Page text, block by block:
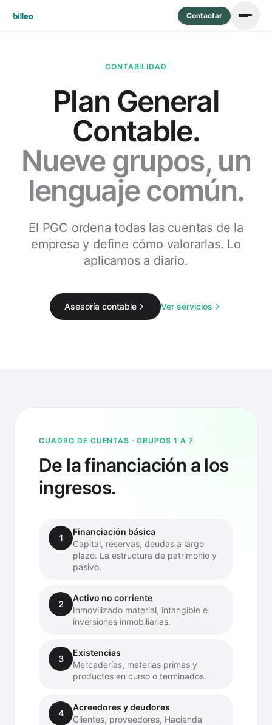
Contactar
CONTABILIDAD
Plan General
Contable.
Nueve grupos, un
lenguaje común.
El PGC ordena todas las cuentas de la
empresa y define cómo valorarlas. Lo
aplicamos a diario.
Asesoría contable Ver servicios
CUADRO DE CUENTAS · GRUPOS 1 A 7
De la financiación a los
ingresos.
1
Financiación básica
Capital, reservas, deudas a largo
plazo. La estructura de patrimonio y
pasivo.
2
Activo no corriente
Inmovilizado material, intangible e
inversiones inmobiliarias.
3
Existencias
Mercaderías, materias primas y
productos en curso o terminados.
4
Acreedores y deudores
Clientes, proveedores, Hacienda